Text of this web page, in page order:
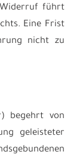
führt
Eine Frist
nicht zu
begehrt von
geleisteter